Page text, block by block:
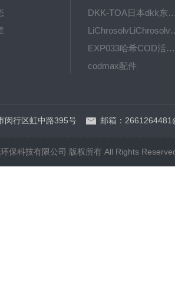
DKK-TOA日本dkk东亚电
EXP033哈希COD活塞泵价格 EXP033
codmax配件
闵行区虹中路395号 邮箱：
保科技有限公司 版权所有 All Rights